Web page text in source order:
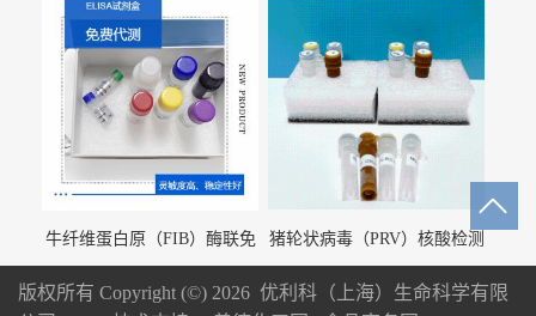
牛纤维蛋白原（FIB）酶联免
疫分析试剂盒
猪轮状病毒（PRV）核酸检测
试剂盒（荧光 PCR 法）
版权所有 Copyright (©) 2026 优利科（上海）生命科学有限